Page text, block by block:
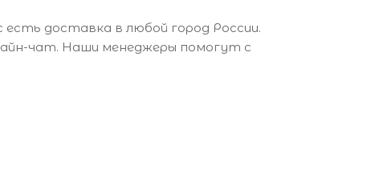
доставка в любой город России.
чат. Наши менеджеры помогут с